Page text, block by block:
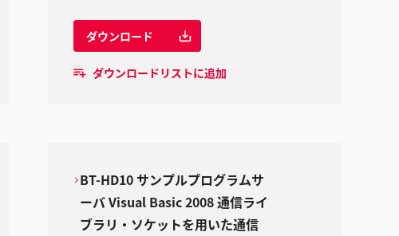
ダウンロード
ダウンロードリストに追加
BT-HD10 サンプルプログラムサ
ーバ Visual Basic 2008 通信ライ
ブラリ・ソケットを用いた通信